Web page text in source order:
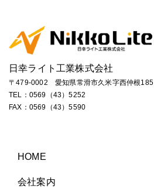
日幸ライト工業株式会社
〒479-0002 愛知県常滑市久米字西仲根185
TEL： 0569（43）5252
FAX：0569（43）5590
HOME
会社案内